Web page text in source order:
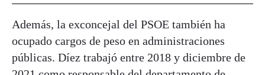
Además, la exconcejal del PSOE también ha
ocupado cargos de peso en administraciones
públicas. Díez trabajó entre 2018 y diciembre de